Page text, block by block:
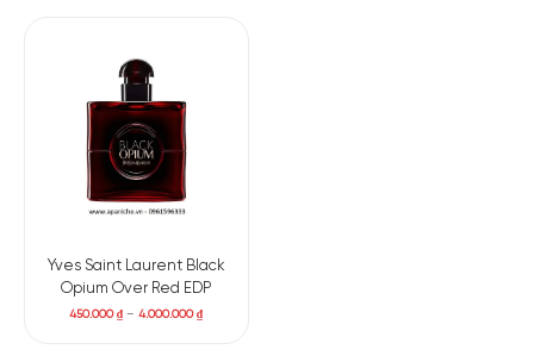
Yves Saint Laurent Black
Opium Over Red EDP
450.000₫ –4.000.000₫